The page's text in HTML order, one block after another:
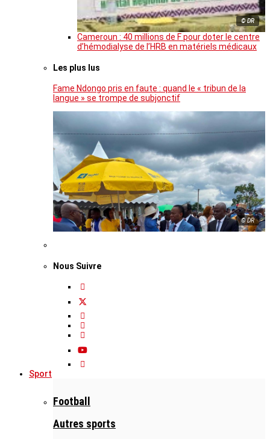
© DR
Cameroun : 40 millions de F pour doter le centre
d’hémodialyse de l’HRB en matériels médicaux
Les plus lus
Fame Ndongo pris en faute : quand le « tribun de la
langue » se trompe de subjonctif
© DR
Nous Suivre
Sport
Football
Autres sports